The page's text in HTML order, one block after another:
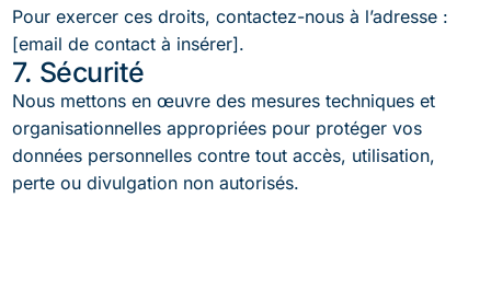
Pour exercer ces droits, contactez-nous à l’adresse :
[email de contact à insérer].
7. Sécurité
Nous mettons en œuvre des mesures techniques et
organisationnelles appropriées pour protéger vos
données personnelles contre tout accès, utilisation,
perte ou divulgation non autorisés.